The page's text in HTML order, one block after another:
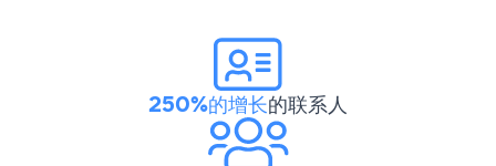
250%的增长的联系人